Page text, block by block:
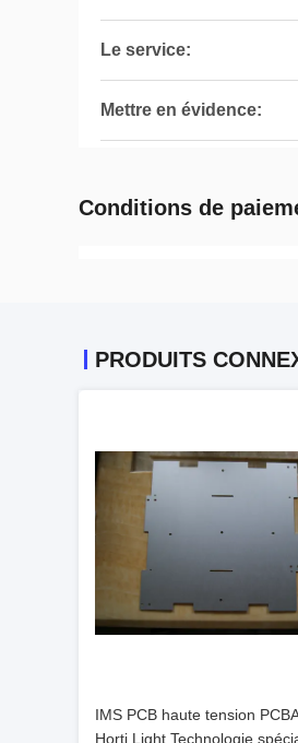
Le service:
Mettre en évidence:
Conditions de
PRODUITS
IMS PCB haute tension
Horti Light Technologie